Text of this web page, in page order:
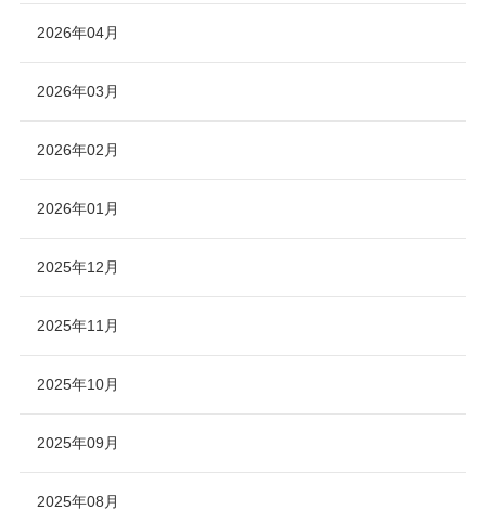
2026年04月
2026年03月
2026年02月
2026年01月
2025年12月
2025年11月
2025年10月
2025年09月
2025年08月